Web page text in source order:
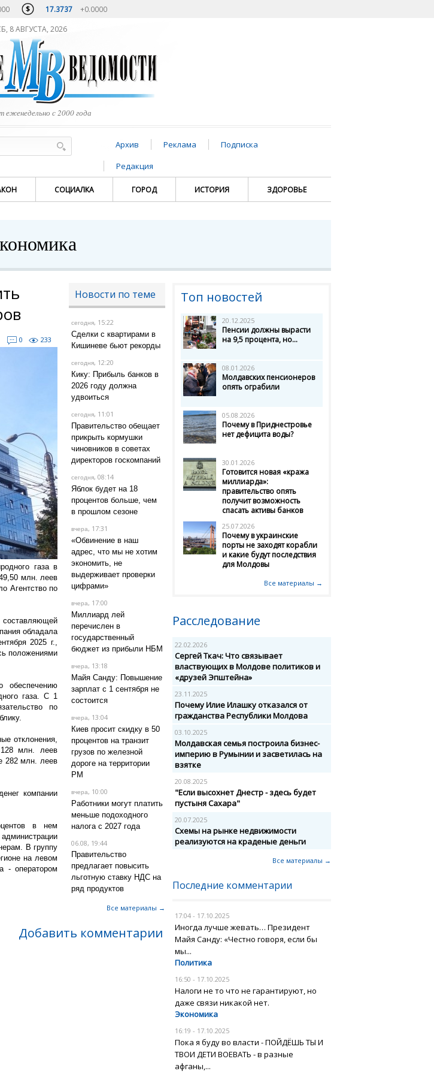
17.3737 +0.0000
8 АВГУСТА, 2026
еженедельно с 2000 года
Архив Реклама
Подписка
Редакция
СОЦИАЛКА ГОРОД ИСТОРИЯ ЗДОРОВЬЕ
0 233
газа в
млн. леев
Агентство по
обладала
2025 г.,
положениями
обеспечению
газа. С 1
по
отклонения,
млн. леев
282 млн. леев
компании
в нем
В группу
на левом
- оператором
Новости по теме
сегодня, 15:22
Сделки с квартирами в
Кишиневе бьют рекорды
сегодня, 12:20
Кику: Прибыль банков в
2026 году должна
удвоиться
сегодня, 11:01
Правительство обещает
прикрыть кормушки
чиновников в советах
директоров госкомпаний
сегодня, 08:14
Яблок будет на 18
процентов больше, чем
в прошлом сезоне
вчера, 17:31
«Обвинение в наш
адрес, что мы не хотим
экономить, не
выдерживает проверки
цифрами»
вчера, 17:00
Миллиард лей
перечислен в
государственный
бюджет из прибыли НБМ
вчера, 13:18
Майя Санду: Повышение
зарплат с 1 сентября не
состоится
вчера, 13:04
Киев просит скидку в 50
процентов на транзит
грузов по железной
дороге на территории
РМ
вчера, 10:00
Работники могут платить
меньше подоходного
налога с 2027 года
06.08, 19:44
Правительство
предлагает повысить
льготную ставку НДС на
ряд продуктов
Все материалы →
Добавить комментарии
Топ новостей
20.12.2025
Пенсии должны вырасти
на 9,5 процента, но...
08.01.2026
Молдавских пенсионеров
опять ограбили
05.08.2026
Почему в Приднестровье
нет дефицита воды?
30.01.2026
Готовится новая «кража
миллиарда»:
правительство опять
получит возможность
спасать активы банков
25.07.2026
Почему в украинские
порты не заходят корабли
и какие будут последствия
для Молдовы
Все материалы →
Расследование
22.02.2026
Сергей Ткач: Что связывает
властвующих в Молдове политиков и
«друзей Эпштейна»
23.11.2025
Почему Илие Илашку отказался от
гражданства Республики Молдова
03.10.2025
Молдавская семья построила бизнес-
империю в Румынии и засветилась на
взятке
20.08.2025
"Если высохнет Днестр - здесь будет
пустыня Сахара"
20.07.2025
Схемы на рынке недвижимости
реализуются на краденые деньги
Все материалы →
Последние комментарии
17:04 - 17.10.2025
Иногда лучше жевать… Президент
Майя Санду: «Честно говоря, если бы
мы...
Политика
16:50 - 17.10.2025
Налоги не то что не гарантируют, но
даже связи никакой нет.
Экономика
16:19 - 17.10.2025
Пока я буду во власти - ПОЙДЁШЬ ТЫ И
ТВОИ ДЕТИ ВОЕВАТЬ - в разные
афганы,...